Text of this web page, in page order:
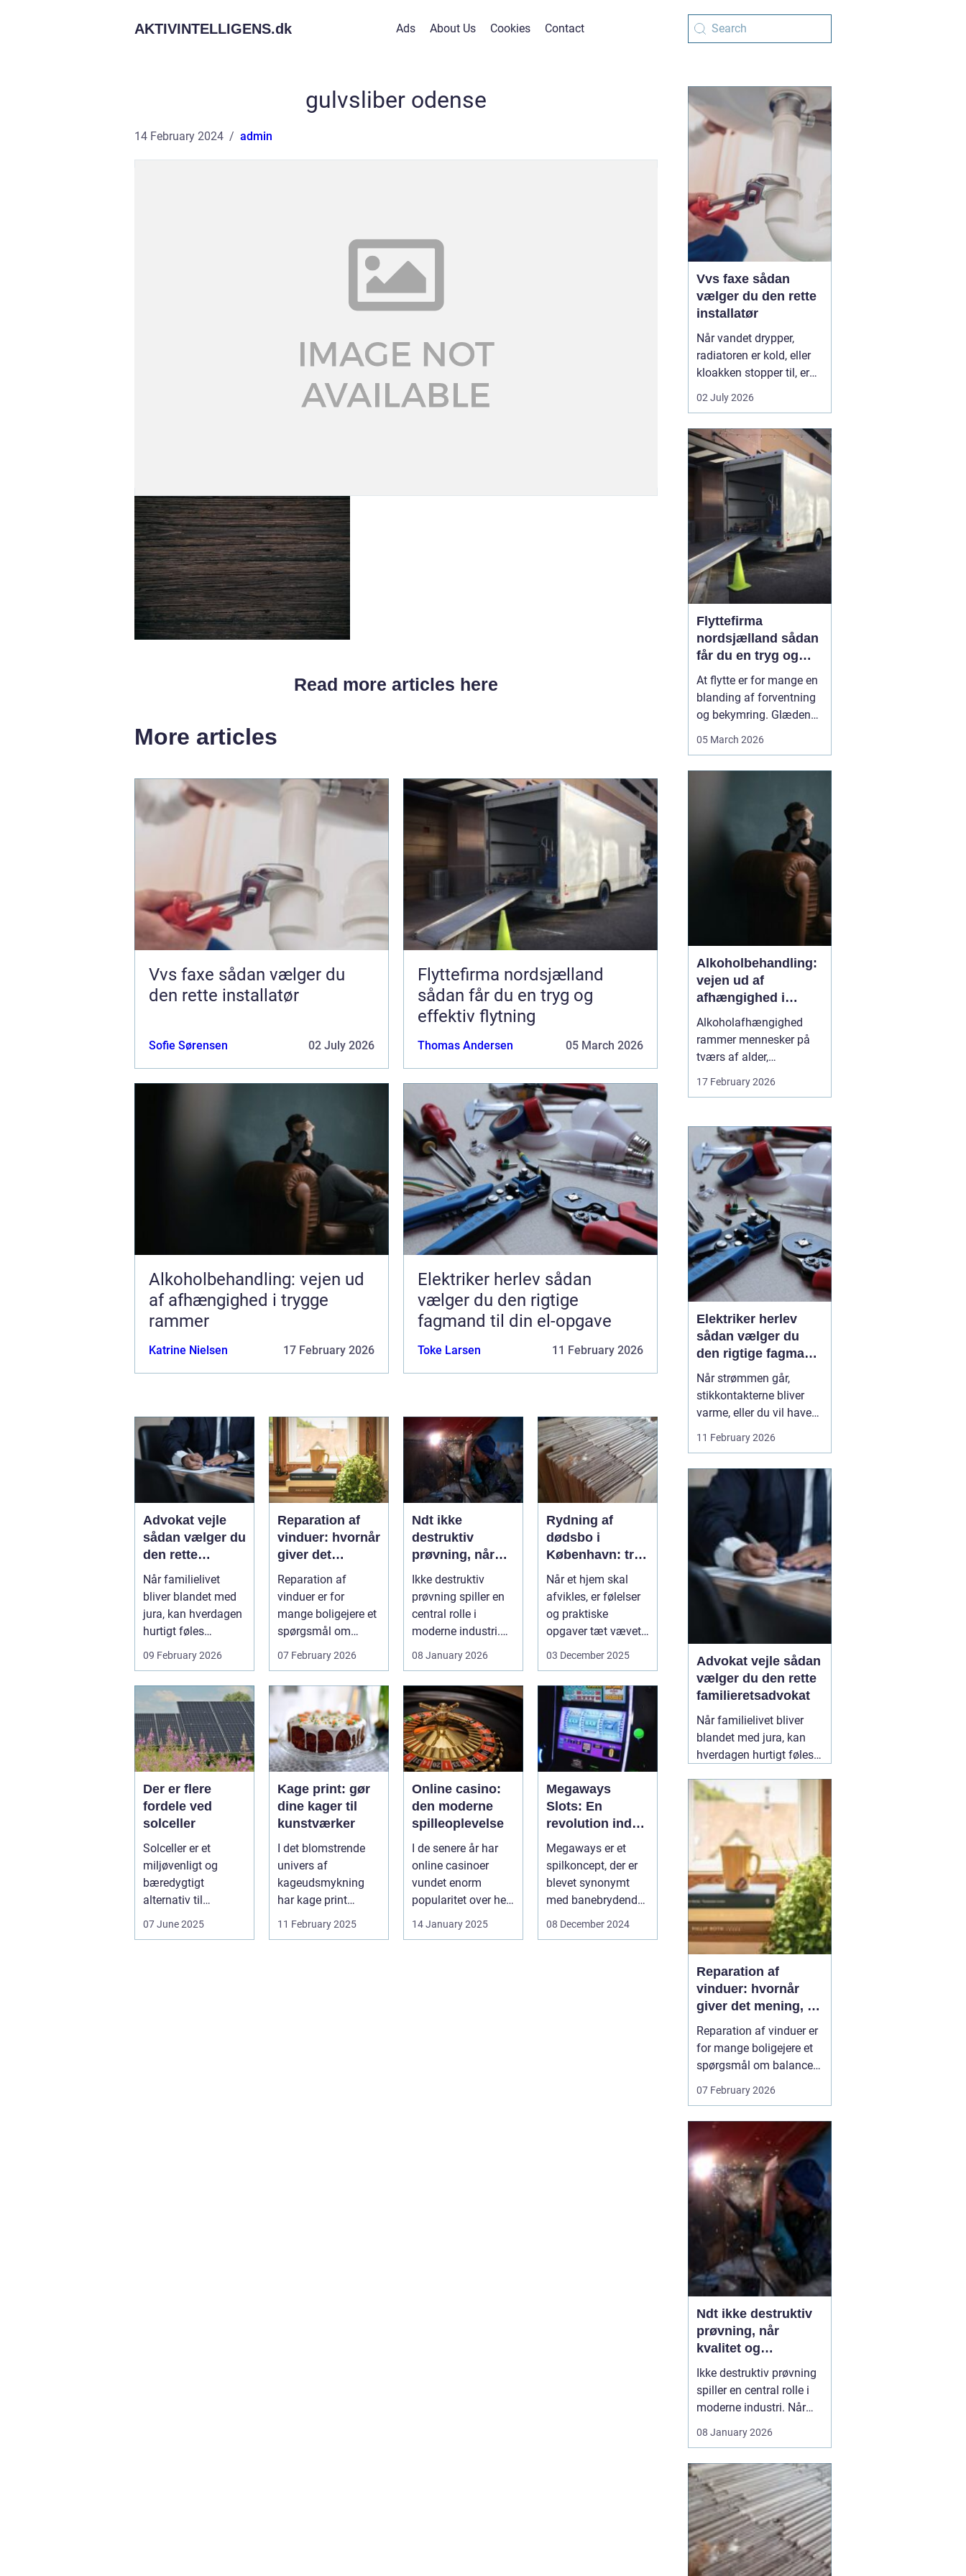
AKTIVINTELLIGENS.dk Ads About Us Cookies Contact
gulvsliber odense
14 February 2024 admin
Read more articles here
More articles
Vvs faxe sådan vælger du
den rette installatør
Sofie Sørensen 02 July 2026
Flyttefirma nordsjælland
sådan får du en tryg og
effektiv flytning
Thomas Andersen 05 March 2026
Alkoholbehandling: vejen ud
af afhængighed i trygge
rammer
Katrine Nielsen 17 February 2026
Elektriker herlev sådan
vælger du den rigtige
fagmand til din el-opgave
Toke Larsen 11 February 2026
Advokat vejle
sådan vælger du
den rette
familieretsadvok
at
Når familielivet
bliver blandet med
jura, kan hverdagen
hurtigt føles
uoverskuelig.
Uenighed om børn...
09 February 2026
Reparation af
vinduer: hvornår
giver det
mening, og hvad
skal du vælge?
Reparation af
vinduer er for
mange boligejere et
spørgsmål om
balance. På den
07 February 2026
Ndt ikke
destruktiv
prøvning, når
kvalitet og
sikkerhed er
afgørende
Ikke destruktiv
prøvning spiller en
central rolle i
moderne industri.
trykbærende u...
08 January 2026
Rydning af
dødsbo i
København: tryg
proces og
respekt for boet
Når et hjem skal
afvikles, er følelser
og praktiske
opgaver tæt vævet
samme...
03 December 2025
Der er flere
fordele ved
solceller
Solceller er et
miljøvenligt og
bæredygtigt
alternativ til
07 June 2025
Kage print: gør
dine kager til
kunstværker
I det blomstrende
univers af
kageudsmykning
har kage print
revolutioneret
måden, hvorpå ...
11 February 2025
Online casino:
den moderne
spilleoplevelse
I de senere år har
online casinoer
vundet enorm
popularitet over hele
teknolog...
14 January 2025
Megaways
Slots: En
revolution inden
for online
spilleautomater
Megaways er et
spilkoncept, der er
blevet synonymt
med banebrydende
innovation inden for
08 December 2024
Vvs faxe sådan
vælger du den rette
installatør
Når vandet drypper,
radiatoren er kold, eller
kloakken stopper til, er
en dygtig VVS-installatør
ikke bare rar at have det
Faxe-området findes der
flere firmaer, der kan
hjælpe, men kvalitet,
responstid og rådgivning
varierer m...
02 July 2026
Flyttefirma
nordsjælland sådan
får du en tryg og
effektiv flytning
At flytte er for mange en
blanding af forventning
og bekymring. Glæden
ved et nyt hjem bliver
logistik, der skal gå op.
Flyttefirma Nordsjæ...
05 March 2026
Alkoholbehandling:
vejen ud af
afhængighed i
trygge rammer
Alkoholafhængighed
rammer mennesker på
tværs af alder,
uddannelse og
baggrund. For mange
Et glas for at falde ned
efter arbejde, lidt ekstra i
weekenden, og pludselig
er alkoholen blevet en
nødve...
17 February 2026
Elektriker herlev
sådan vælger du
den rigtige fagmand
til din el-opgave
Når strømmen går,
stikkontakterne bliver
varme, eller du vil have
ny belysning i hjemmet,
bliver valget af elektriker
Mange søger
efter en
hvordan vurd...
11 February 2026
Advokat vejle sådan
vælger du den rette
familieretsadvokat
Når familielivet bliver
blandet med jura, kan
hverdagen hurtigt føles
om børn, ægteskab, arv
eller bolig handler
sjældent kun om
paragraffer, men også
om følelser, tryghed og
fremtid. I sådan en
situation kan en09
February 2026
Reparation af
vinduer: hvornår
giver det mening, og
hvad skal du
vælge?
Reparation af vinduer er
for mange boligejere et
spørgsmål om balance.
På den ene side vil du
gerne bevare husets
unødvendige udgifter. På
den anden side skal
vinduerne være tætte,
ene...
07 February 2026
Ndt ikke destruktiv
prøvning, når
kvalitet og
sikkerhed er
afgørende
Ikke destruktiv prøvning
spiller en central rolle i
moderne industri. Når
udstyr, tanke eller
kontrolleres, skal det ske
uden at ødelægge
emnet. Her kommerN...
08 January 2026